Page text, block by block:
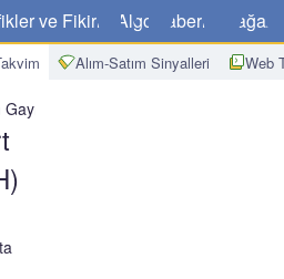
ve Fikirler Algo Haberler Mağaza
Alım-Satım Sinyalleri Web
Gayrisafi Yurt İçi Hasıla (GSYİH)